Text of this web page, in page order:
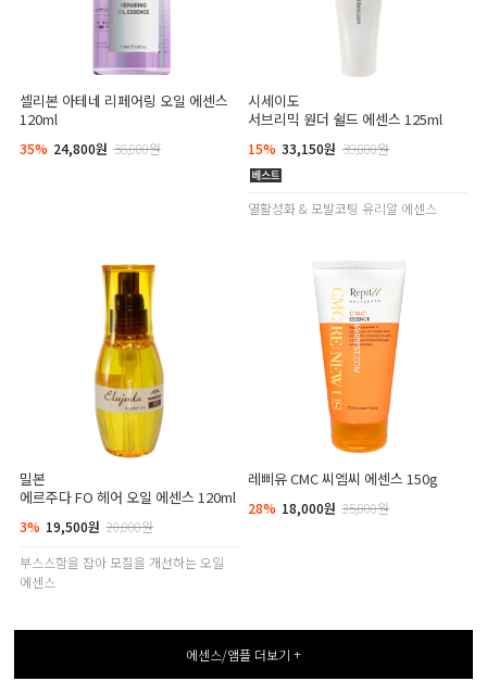
셀리본 아테네 리페어링 오일 에센스
120ml
35% 24,800원 38,000원
시세이도
서브리믹 원더 쉴드 에센스 125ml
15% 33,150원 39,000원
열활성화 & 모발코팅 유리알 에센스
밀본
에르주다 FO 헤어 오일 에센스 120ml
3% 19,500원 20,000원
부스스함을 잡아 모질을 개선하는 오일
에센스
레삐유 CMC 씨엠씨 에센스 150g
28% 18,000원 25,000원
에센스/앰플 더보기 +